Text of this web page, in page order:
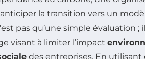
la transition vers un
pas qu’une simple évaluation ;
visant à limiter l’impact
des entreprises. En